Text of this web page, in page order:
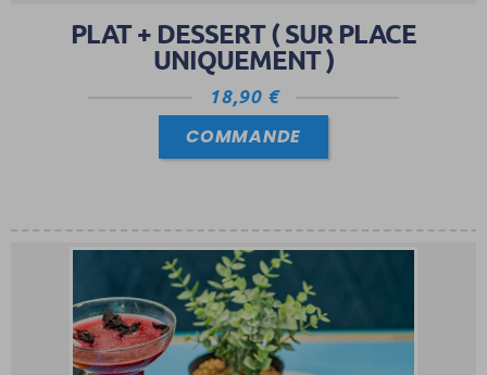
PLAT + DESSERT ( SUR PLACE
UNIQUEMENT )
18,90 €
COMMANDE